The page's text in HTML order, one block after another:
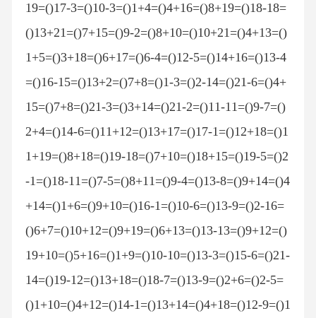
19=()17-3=()10-3=()1+4=()4+16=()8+19=()18-18=
()13+21=()7+15=()9-2=()8+10=()10+21=()4+13=()
1+5=()3+18=()6+17=()6-4=()12-5=()14+16=()13-4
=()16-15=()13+2=()7+8=()1-3=()2-14=()21-6=()4+
15=()7+8=()21-3=()3+14=()21-2=()11-11=()9-7=()
2+4=()14-6=()11+12=()13+17=()17-1=()12+18=()1
1+19=()8+18=()19-18=()7+10=()18+15=()19-5=()2
-1=()18-11=()7-5=()8+11=()9-4=()13-8=()9+14=()4
+14=()1+6=()9+10=()16-1=()10-6=()13-9=()2-16=
()6+7=()10+12=()9+19=()6+13=()13-13=()9+12=()
19+10=()5+16=()1+9=()10-10=()13-3=()15-6=()21-
14=()19-12=()13+18=()18-7=()13-9=()2+6=()2-5=
()1+10=()4+12=()14-1=()13+14=()4+18=()12-9=()1